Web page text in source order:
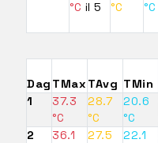
°C il 5
°C
°C
Dag TMax TAvg TMin
1
37.3
°C
28.7
°C
20.6
°C
2
36.1
27.5
22.1